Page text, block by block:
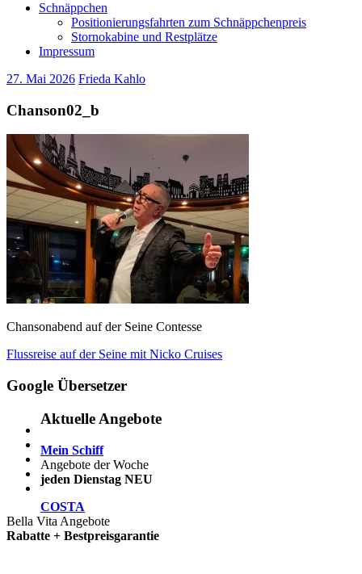
Schnäppchen
Positionierungsfahrten zum Schnäppchenpreis
Stornokabine und Restplätze
Impressum
27. Mai 2026 Frieda Kahlo
Chanson02_b
Chansonabend auf der Seine Contesse
Beitragsnavigation
Vorheriger
Flussreise auf der Seine mit Nicko Cruises
Google Übersetzer
Aktuelle Angebote
Mein Schiff
Angebote der Woche
jeden Dienstag NEU
COSTA
Bella Vita Angebote
Rabatte + Bestpreisgarantie